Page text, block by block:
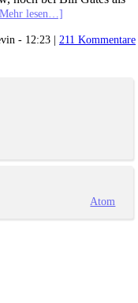
lesen…]
- 12:23 | 211 Kommentare
Atom